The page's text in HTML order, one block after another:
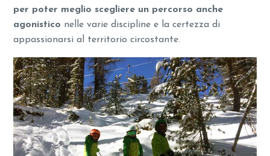
per poter meglio scegliere un percorso anche
agonistico nelle varie discipline e la certezza di
appassionarsi al territorio circostante.